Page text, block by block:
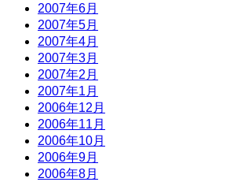
2007年6月
2007年5月
2007年4月
2007年3月
2007年2月
2007年1月
2006年12月
2006年11月
2006年10月
2006年9月
2006年8月